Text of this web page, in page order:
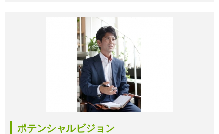
ポテンシャルビジョン